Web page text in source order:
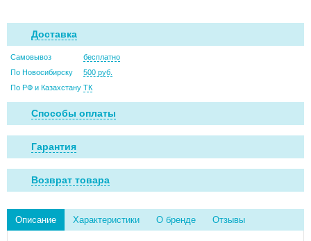
Доставка
Самовывоз
бесплатно
По Новосибирску
500 руб.
По РФ и Казахстану ТК
Способы оплаты
Гарантия
Возврат товара
Описание Характеристики О бренде Отзывы